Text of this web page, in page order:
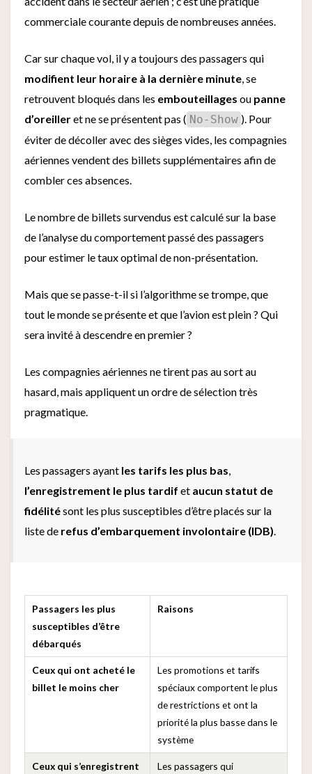
commerciale courante depuis de nombreuses années.
Car sur chaque vol, il y a toujours des passagers qui
modifient leur horaire à la dernière minute , se
retrouvent bloqués dans les embouteillages ou panne
d’oreilleret ne se présentent pas ( No-Show ). Pour
éviter de décoller avec des sièges vides, les compagnies
aériennes vendent des billets supplémentaires afin de
combler ces absences.
Le nombre de billets survendus est calculé sur la base
de l’analyse du comportement passé des passagers
pour estimer le taux optimal de non-présentation.
Mais que se passe-t-il si l’algorithme se trompe, que
tout le monde se présente et que l’avion est plein ? Qui
sera invité à descendre en premier ?
Les compagnies aériennes ne tirent pas au sort au
hasard, mais appliquent un ordre de sélection très
pragmatique.
Les passagers ayant les tarifs les plus bas
l’enregistrement le plus tardif et aucun statut de
fidélitésont les plus susceptibles d’être placés sur la
liste de refus d’embarquement involontaire (IDB)
Passagers les plus
susceptibles d’être
débarqués
Raisons
Ceux qui ont acheté le
billet le moins cher
Les promotions et tarifs
spéciaux comportent le plus
de restrictions et ont la
priorité la plus basse dans le
système
Ceux qui s’enregistrent
Les passagers qui